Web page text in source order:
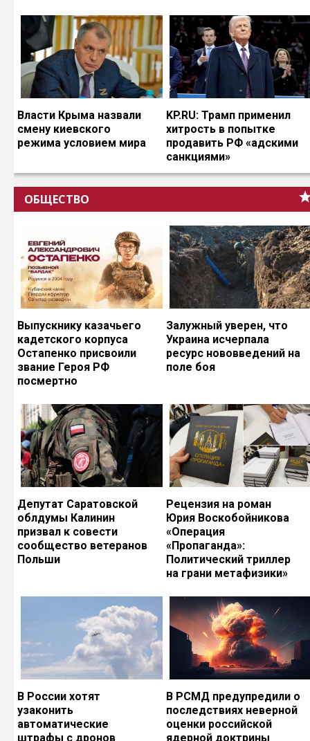
Власти Крыма назвали
смену киевского
режима условием мира
KP.RU: Трамп применил
хитрость в попытке
продавить РФ «адскими
санкциями»
ОБЩЕСТВО
Выпускнику казачьего
кадетского корпуса
Остапенко присвоили
звание Героя РФ
посмертно
Залужный уверен, что
Украина исчерпала
ресурс нововведений на
поле боя
Депутат Саратовской
облдумы Калинин
призвал к совести
сообщество ветеранов
Польши
Рецензия на роман
Юрия Воскобойникова
«Операция
«Пропаганда»:
Политический триллер
на грани метафизики»
В России хотят
узаконить
автоматические
штрафы с дронов
В РСМД предупредили о
последствиях неверной
оценки российской
ядерной доктрины